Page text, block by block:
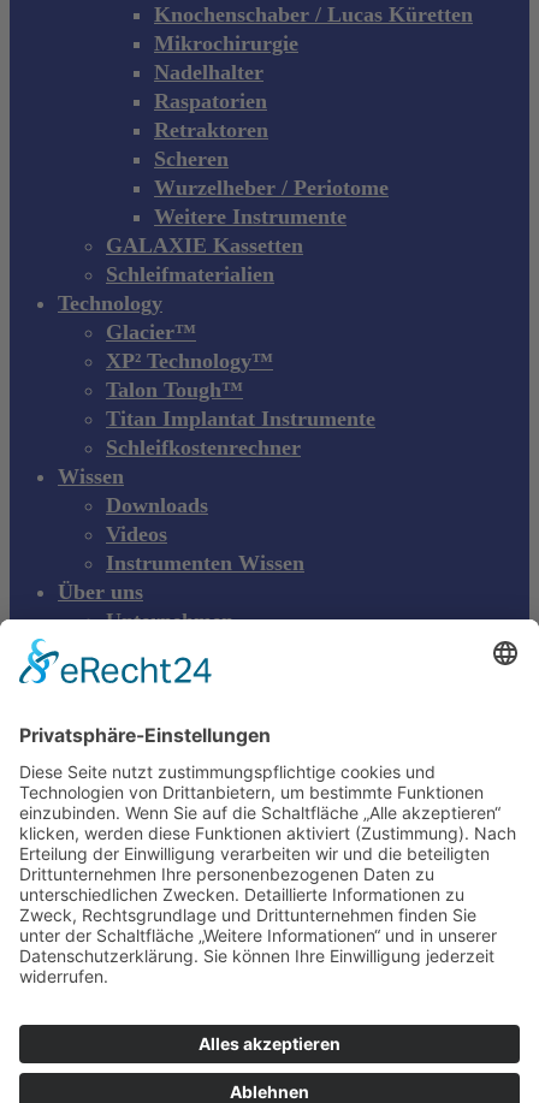
Knochenschaber / Lucas Küretten
Mikrochirurgie
Nadelhalter
Raspatorien
Retraktoren
Scheren
Wurzelheber / Periotome
Weitere Instrumente
GALAXIE Kassetten
Schleifmaterialien
Technology
Glacier™
XP² Technology™
Talon Tough™
Titan Implantat Instrumente
Schleifkostenrechner
Wissen
Downloads
Videos
Instrumenten Wissen
Über uns
Unternehmen
Kontakt
DE
DE
EN
Young Innovations
Europe GmbH
Mittermaierstraße 31
69115 Heidelberg
Deutschland